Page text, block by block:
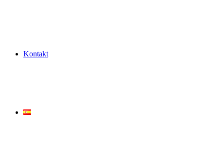
Kontakt